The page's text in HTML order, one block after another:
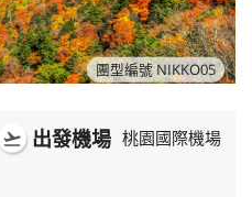
團型編號 NIKKO05
flight_takeoff 出發機場 桃園國際機場